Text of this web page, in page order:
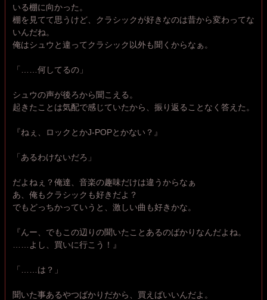
いる棚に向かった。
棚を見てて思うけど、クラシックが好きなのは昔から変わってな
いんだね。
俺はシュウと違ってクラシック以外も聞くからなぁ。
「……何してるの」
シュウの声が後ろから聞こえる。
起きたことは気配で感じていたから、振り返ることなく答えた。
『ねぇ、ロックとかJ-POPとかない？』
「あるわけないだろ」
だよねぇ？俺達、音楽の趣味だけは違うからなぁ
あ、俺もクラシックも好きだよ？
でもどっちかっていうと、激しい曲も好きかな。
『んー、でもこの辺りの聞いたことあるのばかりなんだよね。
……よし、買いに行こう！』
「……は？」
聞いた事あるやつばかりだから、買えばいいんだよ。